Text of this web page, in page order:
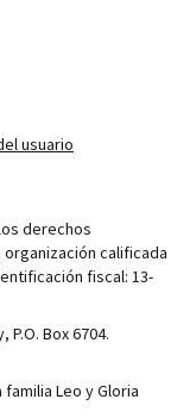
usuario
derechos
calificada
fiscal: 13-
P.O. Box 6704.
Leo y Gloria